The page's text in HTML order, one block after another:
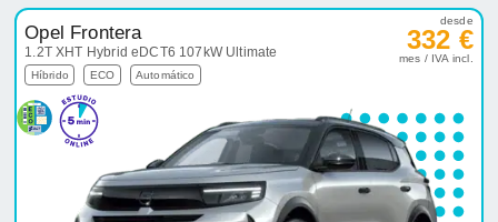
Opel Frontera
1.2T XHT Hybrid eDCT6 107kW Ultimate
Híbrido ECO Automático
desde
332 €
mes / IVA incl.